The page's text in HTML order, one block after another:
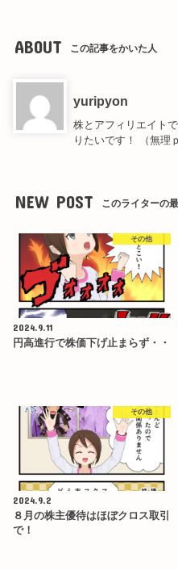
ABOUT この記事をかいた人
yuripyon
株とアフィリエイト
りたいです！ （無理
NEW POST このライターの
その他
2024.9.11
円高進行で株価下げ止まらず・・
その他
2024.9.2
８月の株主優待はほぼクロス取引
で！